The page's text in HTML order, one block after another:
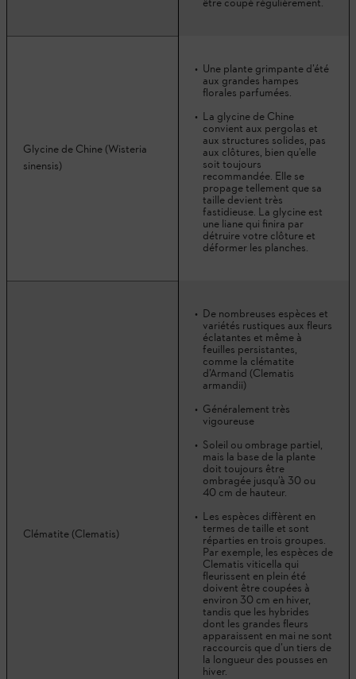
Glycine de Chine (Wisteria
sinensis)
Une plante grimpante d’été
aux grandes hampes
florales parfumées.
La glycine de Chine
convient aux pergolas et
aux structures solides, pas
aux clôtures, bien qu’elle
soit toujours
recommandée. Elle se
propage tellement que sa
taille devient très
fastidieuse. La glycine est
une liane qui finira par
détruire votre clôture et
déformer les planches.
Clématite (Clematis)
De nombreuses espèces et
variétés rustiques aux fleurs
éclatantes et même à
feuilles persistantes,
comme la clématite
d’Armand (Clematis
armandii)
Généralement très
vigoureuse
Soleil ou ombrage partiel,
mais la base de la plante
doit toujours être
ombragée jusqu’à 30 ou
40 cm de hauteur.
Les espèces diffèrent en
termes de taille et sont
réparties en trois groupes.
Par exemple, les espèces de
Clematis viticella qui
fleurissent en plein été
doivent être coupées à
environ 30 cm en hiver,
tandis que les hybrides
dont les grandes fleurs
apparaissent en mai ne sont
raccourcis que d’un tiers de
la longueur des pousses en
hiver.